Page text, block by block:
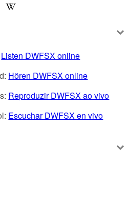
Listen DWFSX online
Hören DWFSX online
Reproduzir DWFSX ao vivo
Escuchar DWFSX en vivo